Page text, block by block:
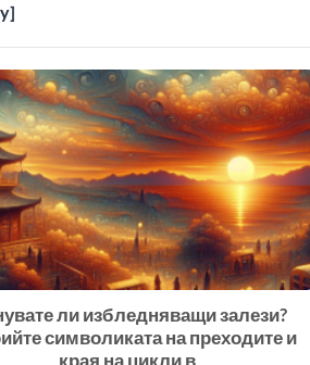
ли избледняващи залези?
символиката на преходите и